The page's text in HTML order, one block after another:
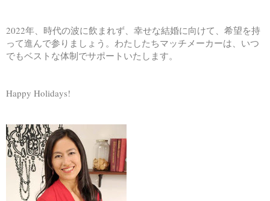
2022年、時代の波に飲まれず、幸せな結婚に向けて、希望を持
って進んで参りましょう。わたしたちマッチメーカーは、いつ
でもベストな体制でサポートいたします。
Happy Holidays!